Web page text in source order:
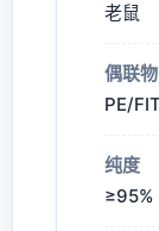
老鼠
偶联
PE/
纯度
≥95%